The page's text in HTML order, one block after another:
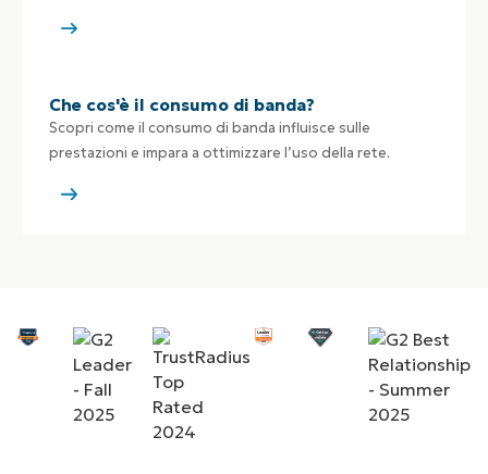
Che cos'è il consumo di banda?
Scopri come il consumo di banda influisce sulle
prestazioni e impara a ottimizzare l’uso della rete.